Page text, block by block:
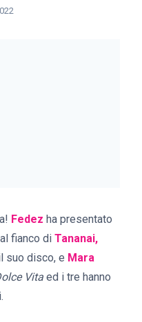
Fedez ha presentato
fianco di Tananai,
suo disco, e Mara
Vita ed i tre hanno